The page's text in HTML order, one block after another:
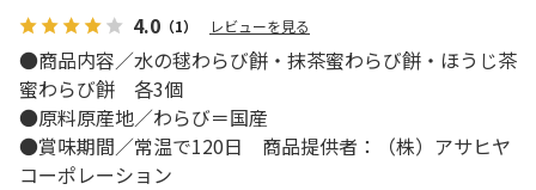
4.0 （1） レビューを見る
●商品内容／水の毬わらび餅・抹茶蜜わらび餅・ほうじ茶
蜜わらび餅 各3個
●原料原産地／わらび＝国産
●賞味期間／常温で120日 商品提供者：（株）アサヒヤ
コーポレーション